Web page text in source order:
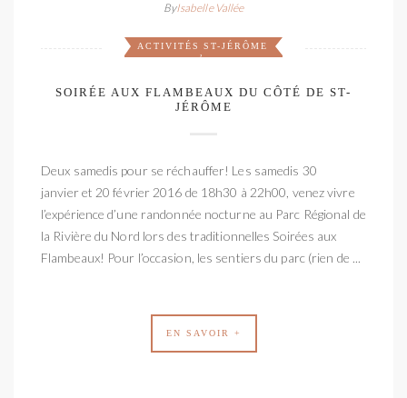
ByIsabelle Vallée
ACTIVITÉS
,
ST-JÉRÔME
SOIRÉE AUX FLAMBEAUX DU CÔTÉ DE ST-
JÉRÔME
Deux samedis pour se réchauffer! Les samedis 30
janvier et 20 février 2016 de 18h30 à 22h00, venez vivre
l’expérience d’une randonnée nocturne au Parc Régional de
la Rivière du Nord lors des traditionnelles Soirées aux
Flambeaux! Pour l’occasion, les sentiers du parc (rien de ...
EN SAVOIR +